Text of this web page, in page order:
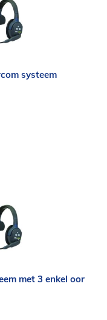
systeem
met 3 enkel oor